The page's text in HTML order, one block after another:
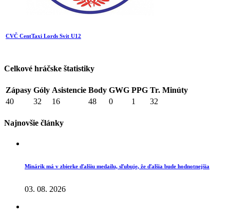
CVČ CentTaxi Lords Svit U12
Celkové hráčske štatistiky
Zápasy Góly Asistencie Body GWG PPG Tr. Minúty
40
32 16 48 0 1 32
Najnovšie články
Minárik má v zbierke ďalšiu medailu, sľubuje, že ďalšia bude hodnotnejšia
03. 08. 2026